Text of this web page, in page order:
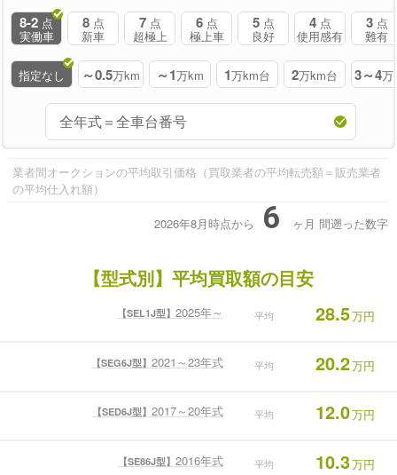
8-2 点
実働車
8 点
新車
7 点
超極上
6 点
極上車
5 点
良好
4 点
使用感有
3 点
難有
指定なし ～0.5万km ～1万km 1万km台 2万km台 3～4万
業者間オークションの平均取引価格（買取業者の平均転売額＝販売業者
の平均仕入れ額）
2026年8月時点から 6 ヶ月 間遡った数字
【型式別】平均買取額の目安
【SEL1J型】 2025年～ 平均 28.5万円
【SEG6J型】 2021～23年式 平均 20.2万円
【SED6J型】 2017～20年式 平均 12.0万円
【SE86J型】 2016年式 平均 10.3万円